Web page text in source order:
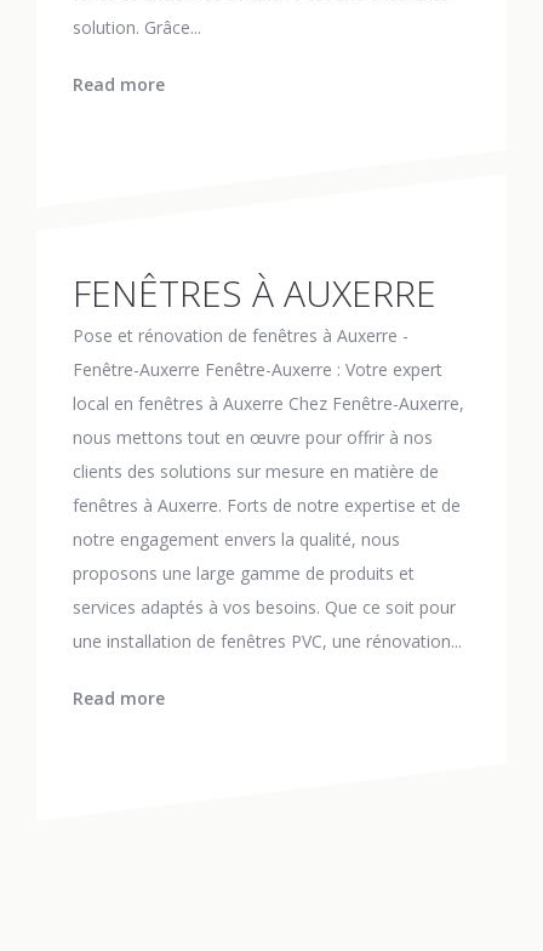
solution. Grâce...
Read more
FENÊTRES À AUXERRE
Pose et rénovation de fenêtres à Auxerre -
Fenêtre-Auxerre Fenêtre-Auxerre : Votre expert
local en fenêtres à Auxerre Chez Fenêtre-Auxerre,
nous mettons tout en œuvre pour offrir à nos
clients des solutions sur mesure en matière de
fenêtres à Auxerre. Forts de notre expertise et de
notre engagement envers la qualité, nous
proposons une large gamme de produits et
services adaptés à vos besoins. Que ce soit pour
une installation de fenêtres PVC, une rénovation...
Read more